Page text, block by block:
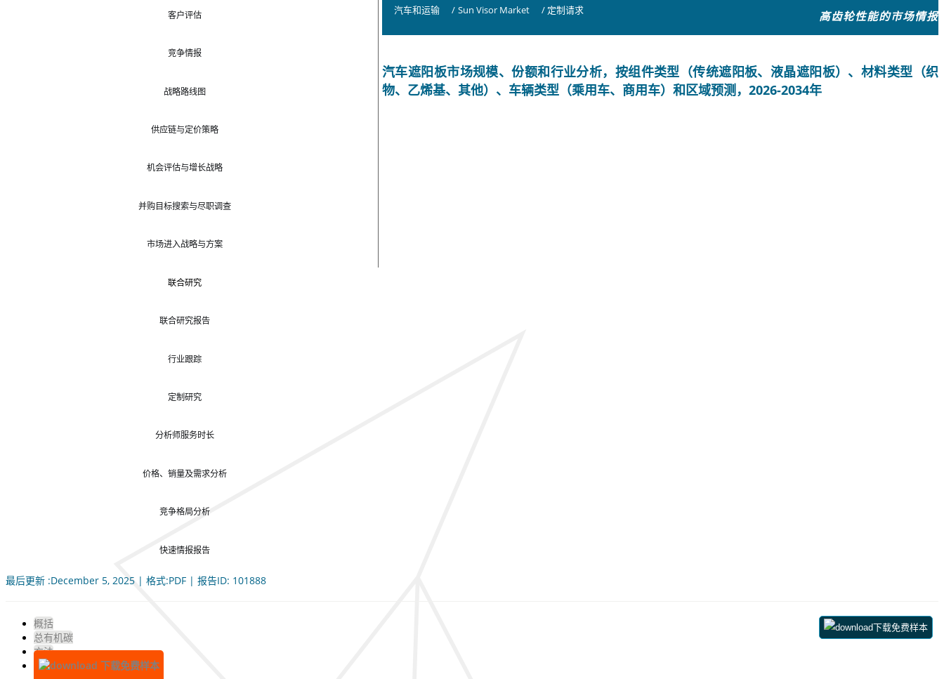
客户评估
竞争情报
战略路线图
供应链与定价策略
机会评估与增长战略
并购目标搜索与尽职调查
市场进入战略与方案
联合研究
联合研究报告
行业跟踪
定制研究
分析师服务时长
价格、销量及需求分析
竞争格局分析
快速情报报告
汽车和运输 / Sun Visor Market / 定制请求 高齿轮性能的市场情报
汽车遮阳板市场规模、份额和行业分析，按组件类型（传统遮阳板、液晶遮阳板）、材料类型（织
物、乙烯基、其他）、车辆类型（乘用车、商用车）和区域预测，2026-2034年
最后更新 :December 5, 2025 | 格式:PDF | 报告ID: 101888
概括
总有机碳
方法
下载免费样本
下载免费样本